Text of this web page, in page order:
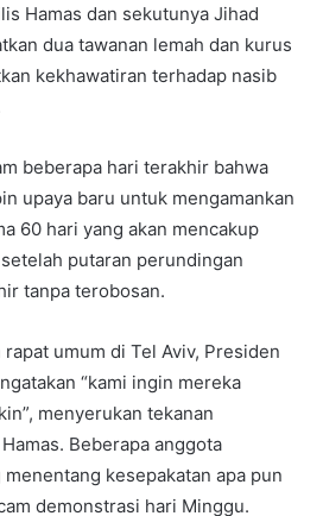
Hamas dan sekutunya Jihad
dua tawanan lemah dan kurus
kekhawatiran terhadap nasib
beberapa hari terakhir bahwa
upaya baru untuk mengamankan
60 hari yang akan mencakup
putaran perundingan
tanpa terobosan.
umum di Tel Aviv, Presiden
“kami ingin mereka
menyerukan tekanan
Beberapa anggota
kesepakatan apa pun
demonstrasi hari Minggu.